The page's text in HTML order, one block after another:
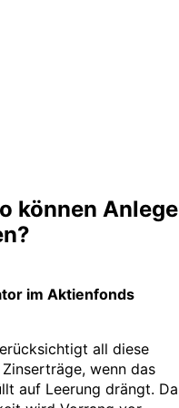
können
im Aktienfonds
all diese
wenn das
auf Leerung drängt.